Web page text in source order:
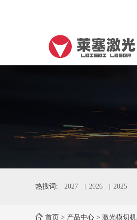
热搜词: 2027 2026 2025
首页 > 产品中心 > 激光模切机